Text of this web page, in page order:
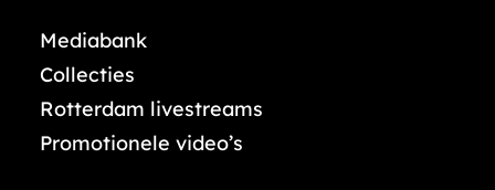
Mediabank
Collecties
Rotterdam livestreams
Promotionele video’s